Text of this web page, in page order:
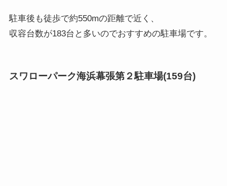
駐車後も徒歩で約550mの距離で近く、
収容台数が183台と多いのでおすすめの駐車場です。
スワローパーク海浜幕張第２駐車場(159台)